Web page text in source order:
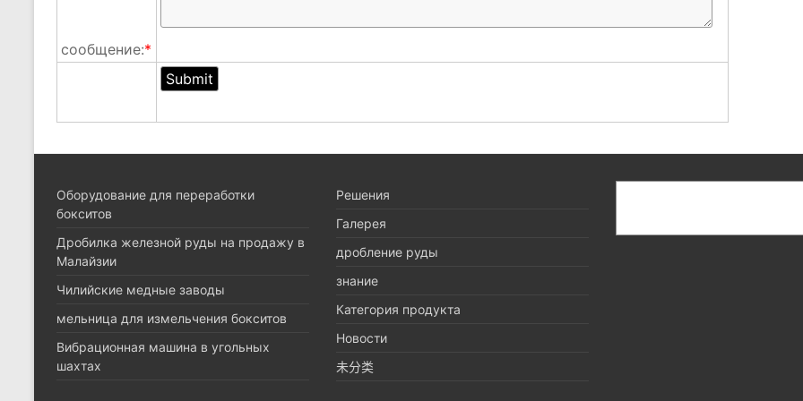
сообщение:*
Оборудование для переработки
бокситов
Дробилка железной руды на продажу в
Малайзии
Чилийские медные заводы
мельница для измельчения бокситов
Вибрационная машина в угольных
шахтах
Pешения
Галерея
дробление руды
знание
Категория продукта
Новости
未分类